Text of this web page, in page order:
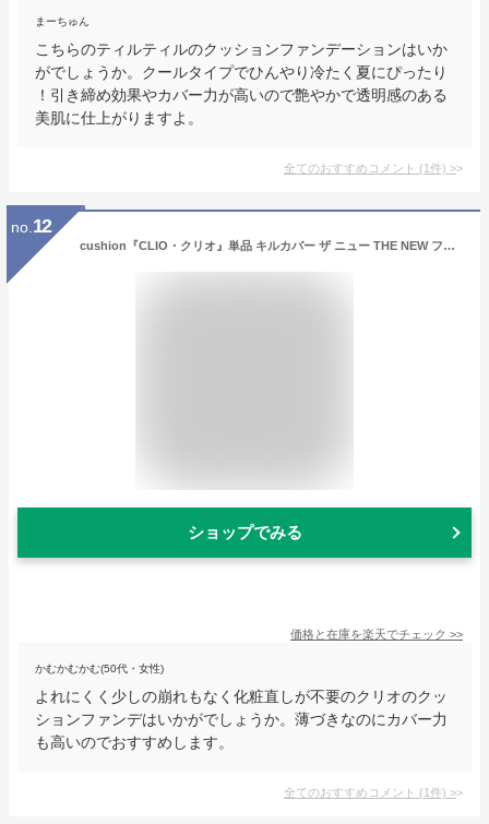
まーちゅん
こちらのティルティルのクッションファンデーションはいか
がでしょうか。クールタイプでひんやり冷たく夏にぴったり
！引き締め効果やカバー力が高いので艶やかで透明感のある
美肌に仕上がりますよ。
全てのおすすめコメント (1件) >
no. 12
cushion『CLIO・クリオ』単品 キルカバー ザ ニュー THE NEW ファウンウェアクッション (SPF50+/PA+++) 【ベースメイク ベース 化粧下地 紫外線対策 マスクにつかない 崩れにくい 二刀流UV メール便 送料無料 韓国コスメ
ショップでみる
価格と在庫を楽天でチェック >>
かむかむかむ(50代・女性)
よれにくく少しの崩れもなく化粧直しが不要のクリオのクッ
ションファンデはいかがでしょうか。薄づきなのにカバー力
も高いのでおすすめします。
全てのおすすめコメント (1件) >